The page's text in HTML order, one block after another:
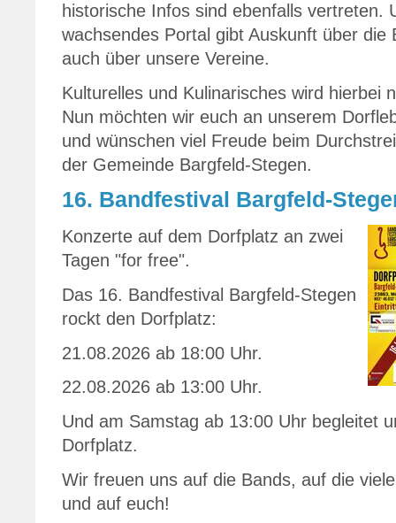
historische Infos sind ebenfalls vertreten.
wachsendes Portal gibt Auskunft über die
auch über unsere Vereine.
Kulturelles und Kulinarisches wird hierbei
Nun möchten wir euch an unserem
und wünschen viel Freude beim
der Gemeinde Bargfeld-Stegen.
16. Bandfestival Bargfeld-
Konzerte auf dem Dorfplatz an zwei
Tagen "for free".
Das 16. Bandfestival Bargfeld-Stegen
rockt den Dorfplatz:
21.08.2026 ab 18:00 Uhr.
22.08.2026 ab 13:00 Uhr.
Und am Samstag ab 13:00 Uhr begleitet
Dorfplatz.
Wir freuen uns auf die Bands, auf die
und auf euch!